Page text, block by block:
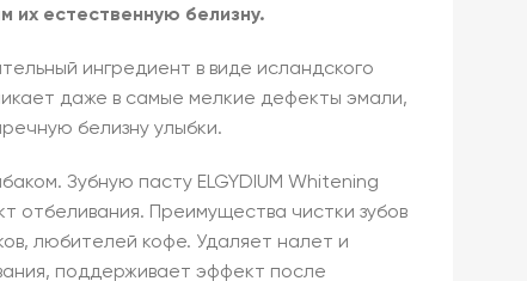
их естественную белизну.
ингредиент в виде исландского
даже в самые мелкие дефекты эмали,
белизну улыбки.
Зубную пасту ELGYDIUM Whitening
отбеливания. Преимущества чистки зубов
любителей кофе. Удаляет налет и
поддерживает эффект после